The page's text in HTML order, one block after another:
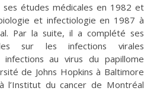
études médicales en 1982 et
et infectiologie en 1987 à
Par la suite, il a complété ses
sur les infections virales
au virus du papillome
de Johns Hopkins à Baltimore
l’Institut du cancer de Montréal